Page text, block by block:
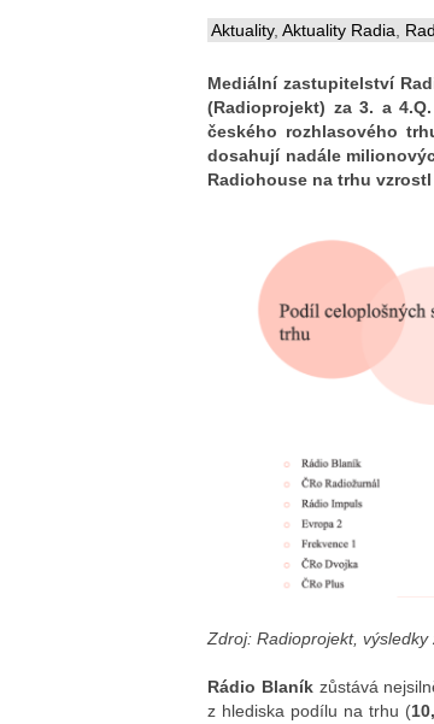
Aktuality, Aktuality Radia
Mediální zastupitelství
(Radioprojekt) za 3. a
českého rozhlasového
dosahují nadále
Radiohouse na trhu
Zdroj: Radioprojekt,
Rádio Blaníkzůstává
z hlediska podílu na trhu (